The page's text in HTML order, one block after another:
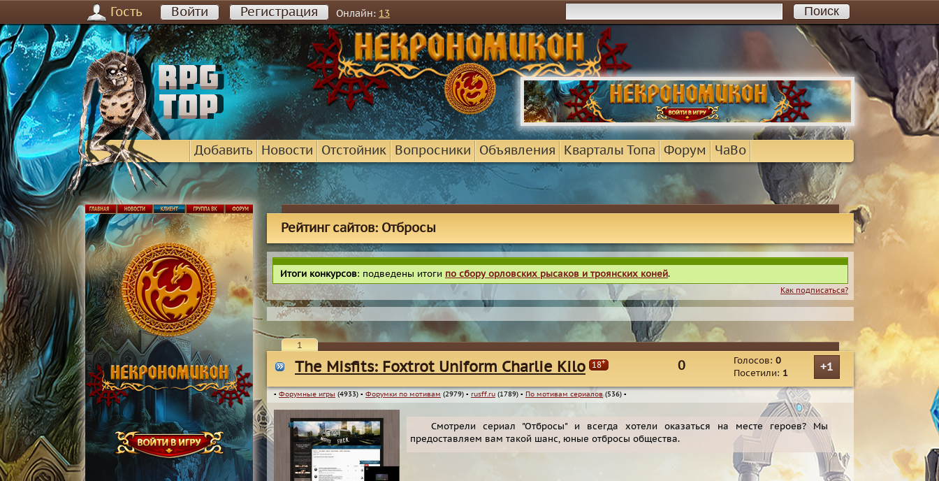
Гость Войти Регистрация Онлайн: 13
Добавить Новости Отстойник Вопросники Объявления Кварталы Топа Форум ЧаВо
Рейтинг сайтов: Отбросы
Итоги конкурсов: подведены итоги по сбору орловских рысаков и троянских коней.
Как подписаться?
1
The Misfits: Foxtrot Uniform Charlie Kilo 18+ +1
Голосов: 0
Посетили: 1
0
▪ Форумные игры (4933) ▪ Форумки по мотивам (2979) ▪ rusff.ru (1789) ▪ По мотивам сериалов (536) ▪
Смотрели сериал "Отбросы" и всегда хотели оказаться на месте героев? Мы
предоставляем вам такой шанс, юные отбросы общества.